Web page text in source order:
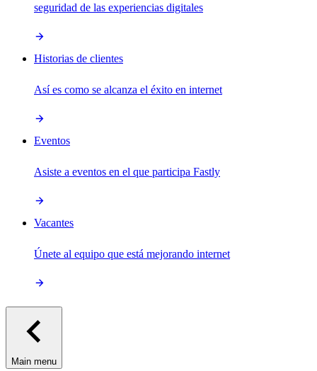
seguridad de las experiencias digitales
Historias de clientes
Así es como se alcanza el éxito en internet
Eventos
Asiste a eventos en el que participa Fastly
Vacantes
Únete al equipo que está mejorando internet
Main menu